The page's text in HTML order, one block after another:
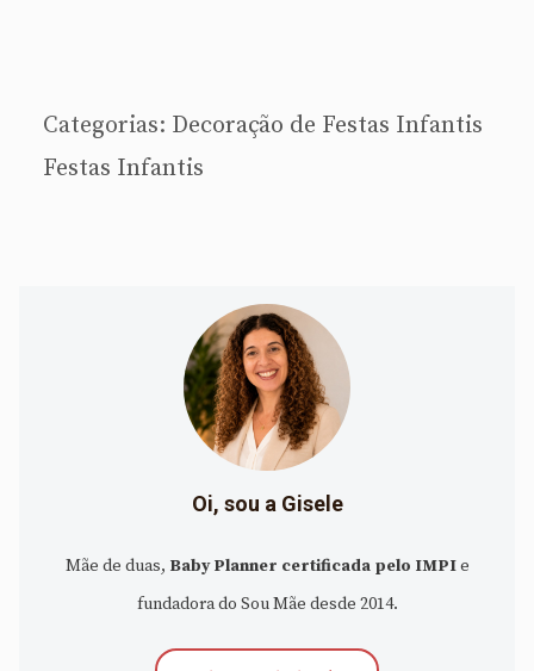
Categorias: Decoração de Festas Infantis
Festas Infantis
Oi, sou a Gisele
Mãe de duas, Baby Planner certificada pelo IMPIe
fundadora do Sou Mãe desde 2014.